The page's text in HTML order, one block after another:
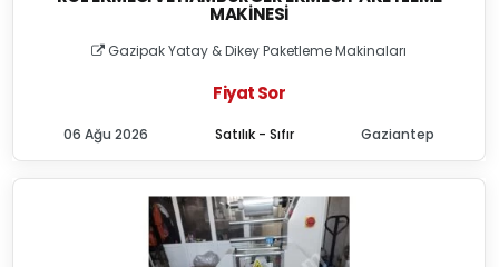
MAKINESI
Gazipak Yatay & Dikey Paketleme Makinaları
Fiyat Sor
Satılık - Sıfır
06 Ağu 2026 Gaziantep